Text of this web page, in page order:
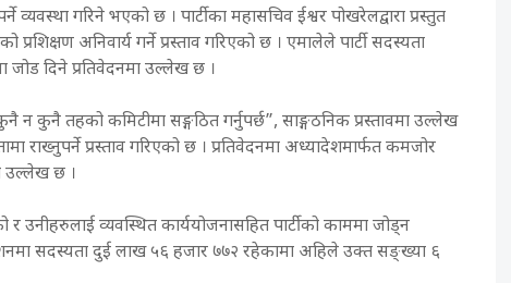
गरिने भएको छ । पार्टीका महासचिव ईश्वर पोखरेलद्वारा प्रस्तुत
अनिवार्य गर्ने प्रस्ताव गरिएको छ । एमालेले पार्टी सदस्यता
जोड दिने प्रतिवेदनमा उल्लेख छ ।
न कुनै तहको कमिटीमा सङ्गठित गर्नुपर्छ”, साङ्गठनिक प्रस्तावमा उल्लेख
राख्नुपर्ने प्रस्ताव गरिएको छ । प्रतिवेदनमा अध्यादेशमार्फत कमजोर
उल्लेख छ ।
व्यवस्थित कार्ययोजनासहित पार्टीको काममा जोड्न
सदस्यता दुई लाख ५६ हजार ७७२ रहेकामा अहिले उक्त सङ्ख्या ६